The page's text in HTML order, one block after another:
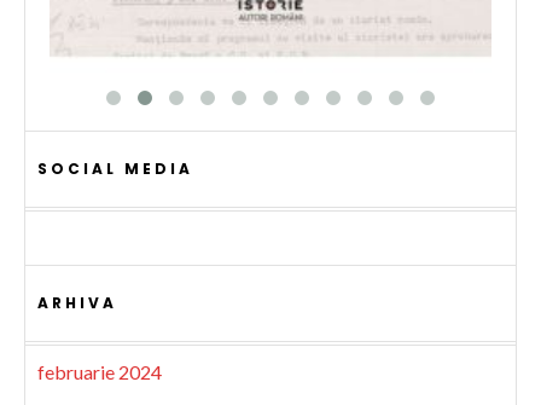
SOCIAL MEDIA
ARHIVA
februarie 2024